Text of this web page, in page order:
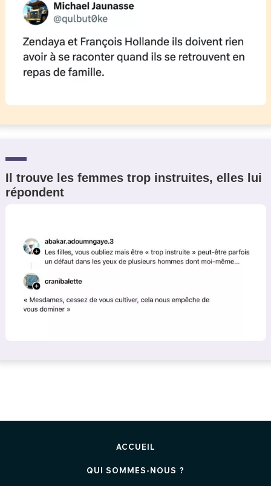
Il trouve les femmes trop instruites, elles lui
répondent
ACCUEIL
QUI SOMMES-NOUS ?